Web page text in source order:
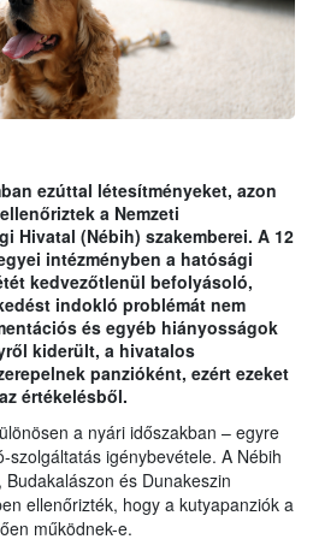
ezúttal létesítményeket, azon
a Nemzeti
Hivatal (Nébih) szakemberei. A 12
intézményben a hatósági
kedvezőtlenül befolyásoló,
indokló problémát nem
és egyéb hiányosságok
kiderült, a hivatalos
panzióként, ezért ezeket
értékelésből.
a nyári időszakban – egyre
szolgáltatás igénybevétele. A Nébih
és Dunakeszin
ellenőrizték, hogy a kutyapanziók a
működnek-e.